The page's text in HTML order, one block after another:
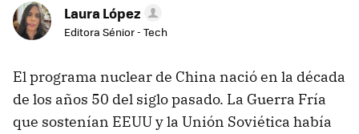
Laura López
Editora Sénior - Tech
El programa nuclear de China nació en la década
de los años 50 del siglo pasado. La Guerra Fría
que sostenían EEUU y la Unión Soviética había